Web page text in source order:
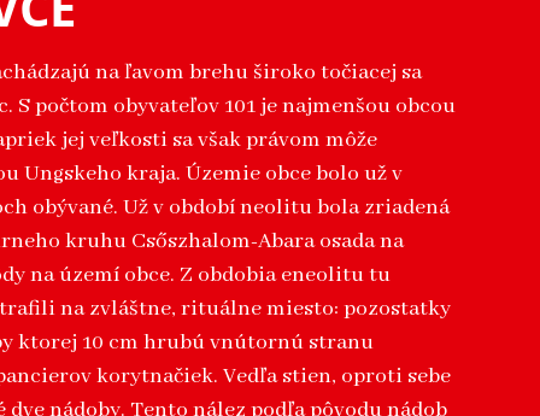
na ľavom brehu široko točiacej sa
S počtom obyvateľov 101 je najmenšou obcou
jej veľkosti sa však právom môže
Ungskeho kraja. Územie obce bolo už v
obývané. Už v období neolitu bola zriadená
kruhu Csőszhalom-Abara osada na
na území obce. Z obdobia eneolitu tu
na zvláštne, rituálne miesto: pozostatky
ktorej 10 cm hrubú vnútornú stranu
korytnačiek. Vedľa stien, oproti sebe